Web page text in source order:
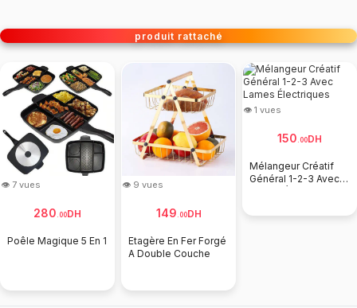
produit rattaché
👁 7 vues
280 00DH
Poêle Magique 5 En 1
👁 9 vues
149 00DH
Etagère En Fer Forgé
A Double Couche
👁 1 vues
150 00DH
Mélangeur Créatif
Général 1-2-3 Avec